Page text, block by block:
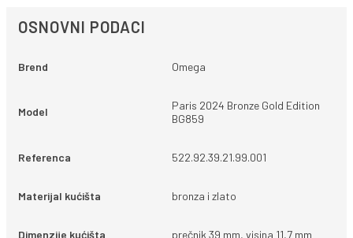
OSNOVNI PODACI
Brend Omega
Model
Paris 2024 Bronze Gold Edition
BG859
Referenca 522.92.39.21.99.001
Materijal kućišta bronza i zlato
Dimenzije kućišta prečnik 39 mm, visina 11,7 mm